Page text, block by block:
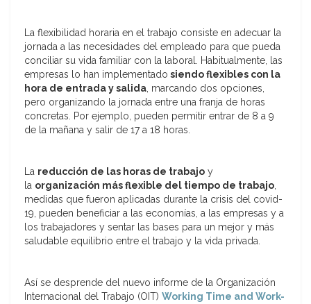
La flexibilidad horaria en el trabajo consiste en adecuar la
jornada a las necesidades del empleado para que pueda
conciliar su vida familiar con la laboral. Habitualmente, las
empresas lo han implementado siendo flexibles con la
hora de entrada y salida, marcando dos opciones,
pero organizando la jornada entre una franja de horas
concretas. Por ejemplo, pueden permitir entrar de 8 a 9
de la mañana y salir de 17 a 18 horas.
La reducción de las horas de trabajo y
la organización más flexible del tiempo de trabajo,
medidas que fueron aplicadas durante la crisis del covid-
19, pueden beneficiar a las economías, a las empresas y a
los trabajadores y sentar las bases para un mejor y más
saludable equilibrio entre el trabajo y la vida privada.
Así se desprende del nuevo informe de la Organización
Internacional del Trabajo (OIT) Working Time and Work-